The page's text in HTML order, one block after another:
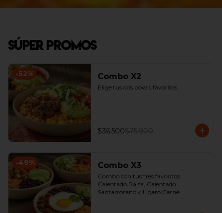
Súper Promos
-52% Combo X2
Elige tus dos bowls favoritos.
$36.500$75.900
-49% Combo X3
Combo con tus tres favoritos
Calentado Paisa, Calentado
Santarrosano y Ligero Carne.